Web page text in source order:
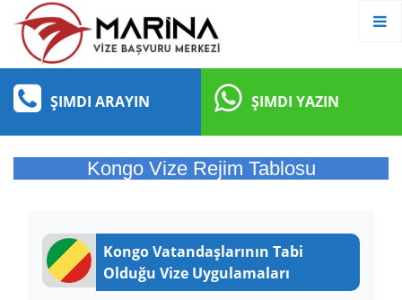
ŞIMDI ARAYIN ŞIMDI YAZIN
Kongo Vize Rejim Tablosu
Kongo Vatandaşlarının Tabi
Olduğu Vize Uygulamaları